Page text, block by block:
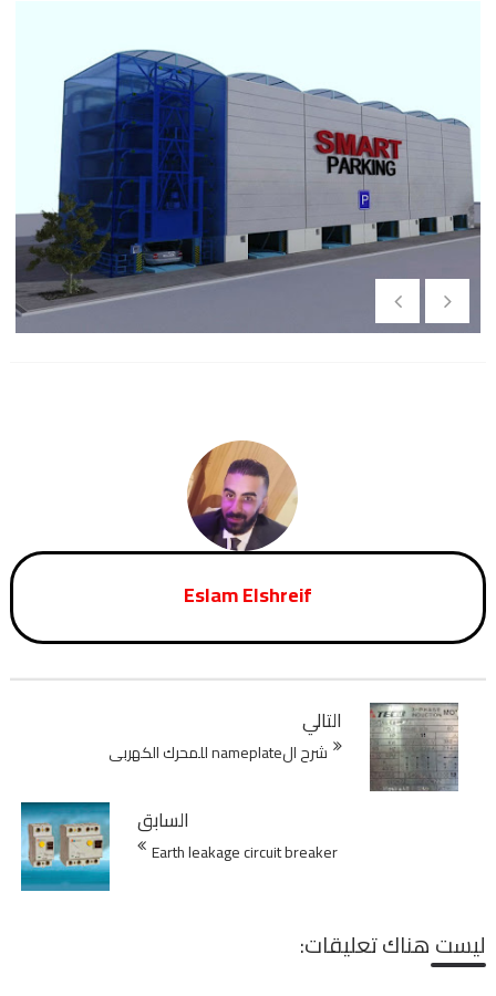
Eslam Elshreif
التالي
شرح الnameplate للمحرك الكهربى
السابق
Earth leakage circuit breaker
ليست هناك تعليقات: